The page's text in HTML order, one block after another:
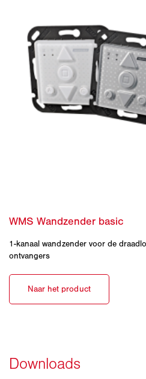
1-kanaal wandzender voor de
ontvangers